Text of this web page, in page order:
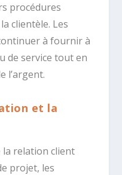
procédures
clientèle. Les
à fournir à
de service tout en
l’argent.
et la
la relation client
projet, les